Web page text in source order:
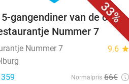
33%
gangendiner van de chef
Nummer 7
Nummer 7 9.6 star
Normalpris 66€